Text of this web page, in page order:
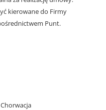
kierowane do Firmy
Punt.